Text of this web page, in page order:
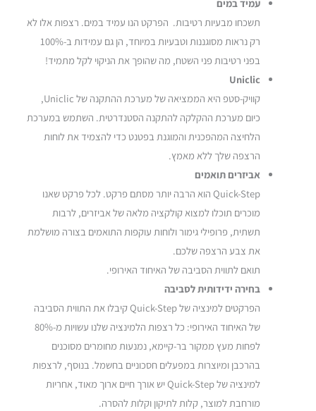
עמיד במים
תשכחו מבעיות רטיבות. הפרקט הנו עמיד במים. רצפות אלו לא
רק נראות מסוגננות וטבעיות במיוחד, הן גם עמידות ב-100%
בפני רטיבות פני השטח, מה שהופך את הניקוי לקל מתמיד!
Uniclic
קוויק-סטפ היא הממציאה של מערכת ההתקנה של Uniclic,
כיום מערכת ההקלקה להתקנה הסטנדרטית. השתמש במערכת
הלחיצה המהפכנית והמוגנת בפטנט כדי להצמיד את לוחות
הרצפה שלך ללא מאמץ.
אביזרים תואמים
Quick-Step הוא הרבה יותר מסתם פרקט. לכל פרקט שאנו
מוכרים תוכלו למצוא קולקציה מלאה של אביזרים, לרבות
תשתית, פרופילי גימור ולוחות עוקפות התואמים בצורה מושלמת
את צבע הרצפה שלכם.
תואם לתווית הסביבה של האיחוד האירופי.
בחירה ידידותית לסביבה
הפרקטים למינציה של Quick-Step קיבלו את התווית הסביבה
של האיחוד האירופי: כל רצפות הלמינציה שלנו עשויות מ-80%
לפחות מעץ ממקור בר-קיימא, נמנעות מחומרים מסוכנים
בהרכבן ומיוצרות במפעלים חסכוניים בחשמל. בנוסף, לרצפות
למינציה של Quick-Step יש אורך חיים ארוך מאוד, אחריות
מורחבת למוצר, קלות לתיקון וקלות להסרה.